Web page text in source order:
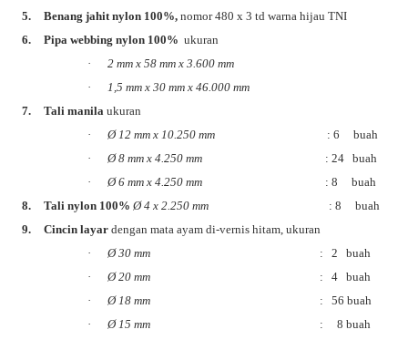
5.
Benang jahit nylon 100%, nomor 480 x 3 td warna hijau TNI
6.
Pipa webbing nylon 100% ukuran
·
2 mm x 58 mm x 3.600 mm
·
1,5 mm x 30 mm x 46.000 mm
7.
Tali manila ukuran
·
Ø12 mm x 10.250 mm : 6 buah
·
Ø8 mm x 4.250 mm : 24 buah
·
Ø6 mm x 4.250 mm : 8 buah
8.
Tali nylon 100% Ø4 x 2.250 mm : 8 buah
9.
Cincin layar dengan mata ayam di-vernis hitam, ukuran
·
Ø30 mm : 2 buah
·
Ø 20 mm : 4 buah
·
Ø 18 mm : 56 buah
·
Ø15 mm : 8 buah